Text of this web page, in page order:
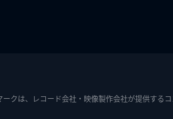
ークは、レコード会社・映像製作会社が提供する